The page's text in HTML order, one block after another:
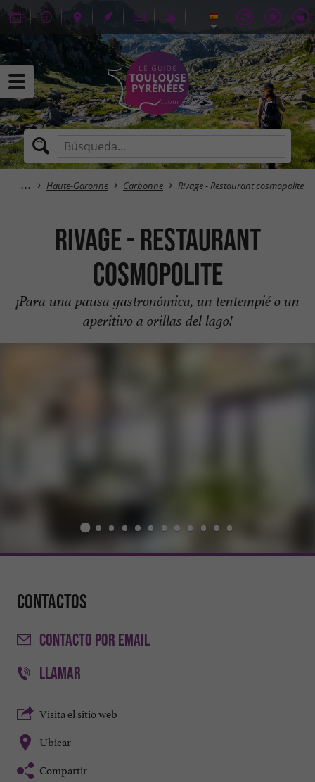
Haute-Garonne Carbonne Rivage - Restaurant cosmopolite
Rivage - Restaurant
cosmopolite
¡Para una pausa gastronómica, un tentempié o un
aperitivo a orillas del lago!
Contactos
CONTACTO POR EMAIL
LLAMAR
Visita el sitio web
Ubicar
Compartir